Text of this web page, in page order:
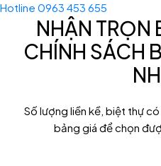
Hotline 0963 453 655
NHẬN TRỌN
CHÍNH SÁCH
Số lượng liền kề, biệt thự
bảng giá để chọn